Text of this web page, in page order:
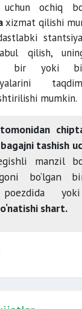
uchun ochiq
xizmat qilishi
qilish,
bir yoki bir
mumkin.
tashish
manzil
bo‘lgan
shart.